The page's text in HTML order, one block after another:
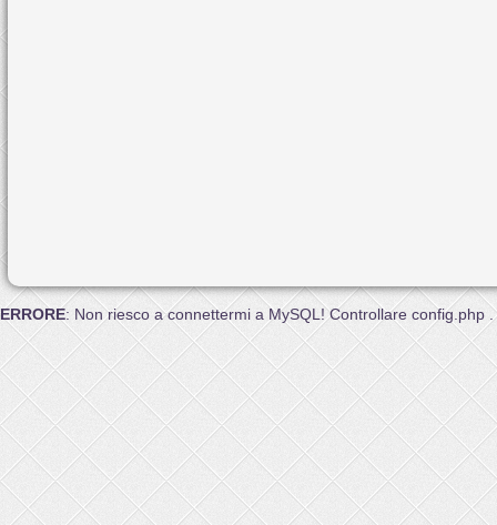
ERRORE: Non riesco a connettermi a MySQL! Controllare config.php .